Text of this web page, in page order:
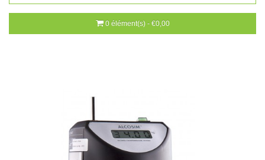
0 élément(s) - €0,00